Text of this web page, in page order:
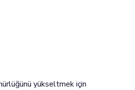
yükseltmek için